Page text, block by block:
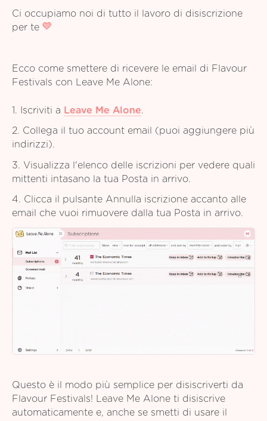
Ci occupiamo noi di tutto il lavoro di disiscrizione
per te
Ecco come smettere di ricevere le email di Flavour
Festivals con Leave Me Alone:
1. Iscriviti a Leave Me Alone.
2. Collega il tuo account email (puoi aggiungere più
indirizzi).
3. Visualizza l'elenco delle iscrizioni per vedere quali
mittenti intasano la tua Posta in arrivo.
4. Clicca il pulsante Annulla iscrizione accanto alle
email che vuoi rimuovere dalla tua Posta in arrivo.
Questo è il modo più semplice per disiscriverti da
Flavour Festivals! Leave Me Alone ti disiscrive
automaticamente e, anche se smetti di usare il